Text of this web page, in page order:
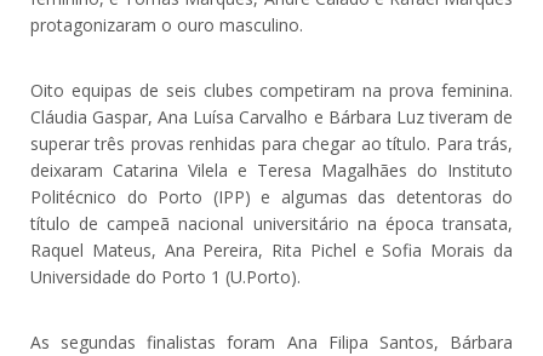
protagonizaram o ouro masculino.
Oito equipas de seis clubes competiram na prova feminina.
Cláudia Gaspar, Ana Luísa Carvalho e Bárbara Luz tiveram de
superar três provas renhidas para chegar ao título. Para trás,
deixaram Catarina Vilela e Teresa Magalhães do Instituto
Politécnico do Porto (IPP) e algumas das detentoras do
título de campeã nacional universitário na época transata,
Raquel Mateus, Ana Pereira, Rita Pichel e Sofia Morais da
Universidade do Porto 1 (U.Porto).
As segundas finalistas foram Ana Filipa Santos, Bárbara